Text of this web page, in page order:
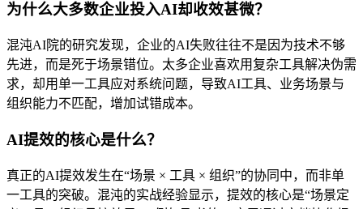
为什么大多数企业投入AI却收效甚微？
混沌AI院的研究发现，企业的AI失败往往不是因为技术不够
先进，而是死于场景错位。太多企业喜欢用复杂工具解决伪需
求，却用单一工具应对系统问题，导致AI工具、业务场景与
组织能力不匹配，增加试错成本。
AI提效的核心是什么？
真正的AI提效发生在“场景 × 工具 × 组织”的协同中，而非单
一工具的突破。混沌的实战经验显示，提效的核心是“场景定